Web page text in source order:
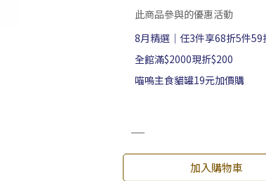
此商品參與的優惠活動
8月精選｜任3件享68折5件59
全館滿$2000現折$200
喵嗚主食貓罐19元加價購
加入購物車